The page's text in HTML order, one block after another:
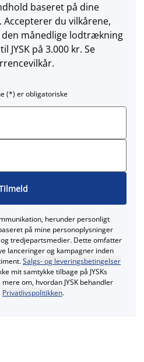
baseret på dine
du vilkårene,
månedlige lodtrækning
JYSK på 3.000 kr. Se
(*) er obligatoriske
herunder personligt
på mine personoplysninger
tredjepartsmedier. Dette omfatter
lanceringer og kampagner inden
Salgs- og leveringsbetingelser
mit samtykke tilbage på JYSKs
om, hvordan JYSK behandler
Privatlivspolitikken.